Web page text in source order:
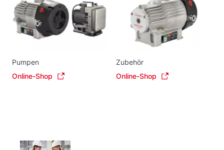
Pumpen
Online-Shop
Zubehör
Online-Shop